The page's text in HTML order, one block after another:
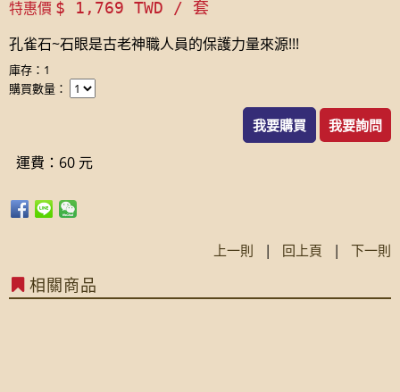
特惠價 $ 1,769 TWD / 套
孔雀石~石眼是古老神職人員的保護力量來源!!!
庫存：1
購買數量：
我要購買 我要詢問
運費：60 元
上一則 | 回上頁 | 下一則
相關商品